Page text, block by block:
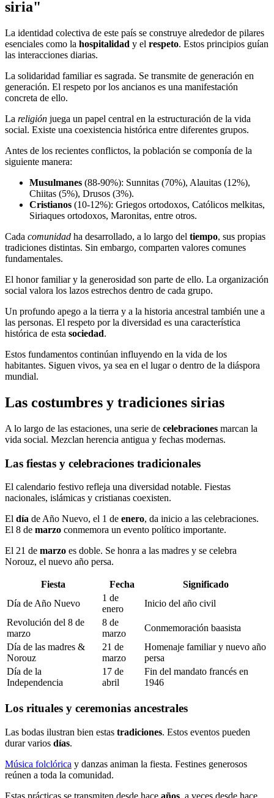
siria"
La identidad colectiva de este país se construye alrededor de pilares
esenciales como la hospitalidad y el respeto. Estos principios guían
las interacciones diarias.
La solidaridad familiar es sagrada. Se transmite de generación en
generación. El respeto por los ancianos es una manifestación
concreta de ello.
La religión juega un papel central en la estructuración de la vida
social. Existe una coexistencia histórica entre diferentes grupos.
Antes de los recientes conflictos, la población se componía de la
siguiente manera:
Musulmanes (88-90%): Sunnitas (70%), Alauitas (12%),
Chiitas (5%), Drusos (3%).
Cristianos (10-12%): Griegos ortodoxos, Católicos melkitas,
Siriaques ortodoxos, Maronitas, entre otros.
Cada comunidad ha desarrollado, a lo largo del tiempo, sus propias
tradiciones distintas. Sin embargo, comparten valores comunes
fundamentales.
El honor familiar y la generosidad son parte de ello. La organización
social valora los lazos estrechos dentro de cada grupo.
Un profundo apego a la tierra y a la historia ancestral también une a
las personas. El respeto por la diversidad es una característica
histórica de esta sociedad.
Estos fundamentos continúan influyendo en la vida de los
habitantes. Siguen vivos, ya sea en el lugar o dentro de la diáspora
mundial.
Las costumbres y tradiciones sirias
A lo largo de las estaciones, una serie de celebraciones marcan la
vida social. Mezclan herencia antigua y fechas modernas.
Las fiestas y celebraciones tradicionales
El calendario festivo refleja una diversidad notable. Fiestas
nacionales, islámicas y cristianas coexisten.
El día de Año Nuevo, el 1 de enero, da inicio a las celebraciones.
El 8 de marzo conmemora un evento político importante.
El 21 de marzo es doble. Se honra a las madres y se celebra
Norouz, el nuevo año persa.
Fiesta Fecha
Significado
Día de Año Nuevo
1 de
enero
Inicio del año civil
Revolución del 8 de
marzo
8 de
marzo
Conmemoración baasista
Día de las madres &
Norouz
21 de
marzo
Homenaje familiar y nuevo año
persa
Día de la
Independencia
17 de
abril
Fin del mandato francés en
1946
Los rituales y ceremonias ancestrales
Las bodas ilustran bien estas tradiciones. Estos eventos pueden
durar varios días.
Música folclórica y danzas animan la fiesta. Festines generosos
reúnen a toda la comunidad.
Estas prácticas se transmiten desde hace años , a veces desde hace